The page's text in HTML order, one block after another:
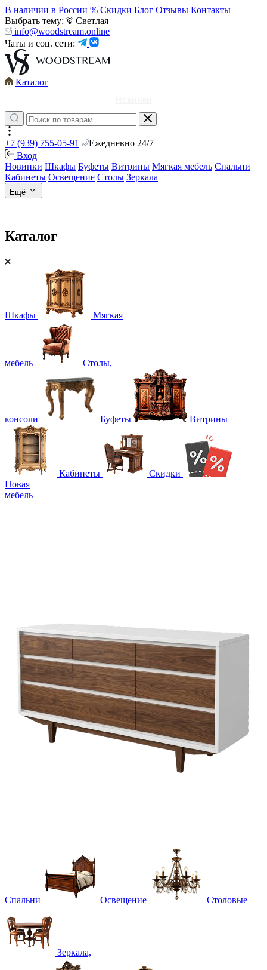
В наличии в России % Скидки Блог Отзывы Контакты
Выбрать тему:
Светлая
info@woodstream.online
Чаты и соц. сети:
Каталог
+7 (939) 755-05-91
Ежедневно 24/7
Вход
Новинки Шкафы Буфеты Витрины Мягкая мебель Спальни
Кабинеты Освещение Столы Зеркала
Ещё
Каталог
Шкафы Мягкая
мебель Столы,
консоли Буфеты Витрины
Кабинеты
Скидки
Новая
мебель
Спальни Освещение Столовые
Зеркала,